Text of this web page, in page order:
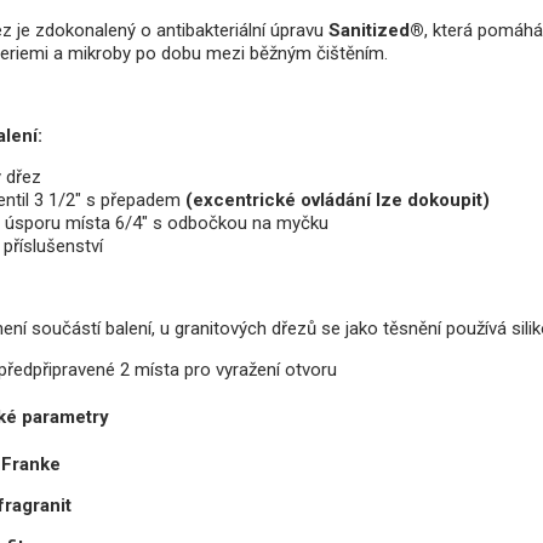
je zdokonalený o antibakteriální úpravu Sanitized®, která
a mikroby po dobu mezi běžným čištěním.
dřez
3 1/2" s přepadem (excentrické ovládání lze dokoupit)
místa 6/4" s odbočkou na myčku
součástí balení, u granitových dřezů se jako těsnění používá
2 místa pro vyražení otvoru
parametry
Franke